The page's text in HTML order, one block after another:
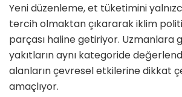
Yeni düzenleme, et tüketimini
tercih olmaktan çıkararak iklim
parçası haline getiriyor. Uzmanlara
yakıtların aynı kategoride
alanların çevresel etkilerine dikkat
amaçlıyor.